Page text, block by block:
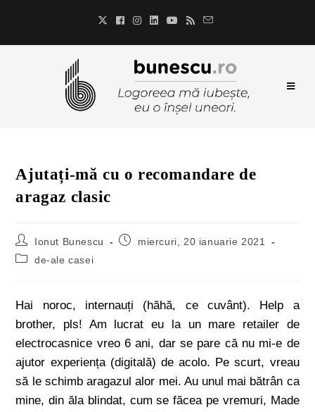
Ajutați-mă cu o recomandare de
aragaz clasic
Ionut Bunescu
miercuri, 20 ianuarie 2021
de-ale casei
Hai noroc, internauți (hăhă, ce cuvânt). Help a
brother, pls! Am lucrat eu la un mare retailer de
electrocasnice vreo 6 ani, dar se pare că nu mi-e de
ajutor experiența (digitală) de acolo. Pe scurt, vreau
să le schimb aragazul alor mei. Au unul mai bătrân ca
mine, din ăla blindat, cum se făcea pe vremuri, Made